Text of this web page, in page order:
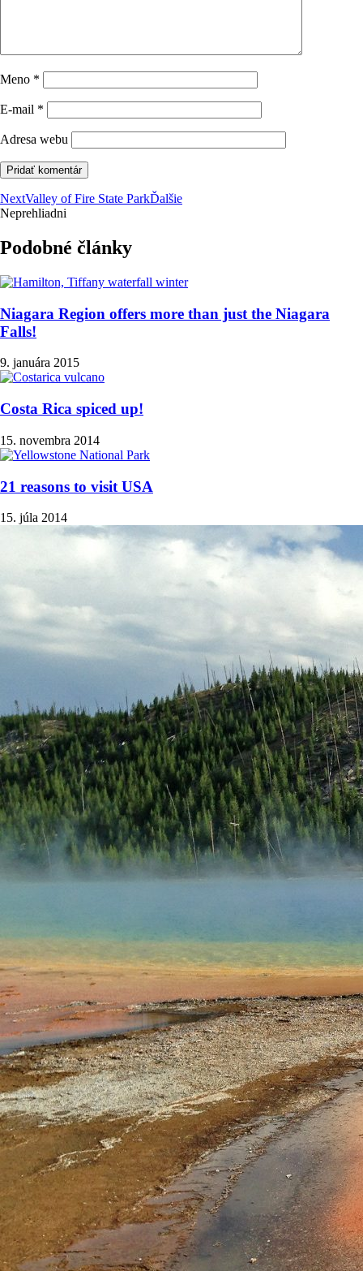
Meno *
E-mail *
Adresa webu
NextValley of Fire State ParkĎalšie
Neprehliadni
Podobné články
Niagara Region offers more than just the Niagara
Falls!
9. januára 2015
Costa Rica spiced up!
15. novembra 2014
21 reasons to visit USA
15. júla 2014